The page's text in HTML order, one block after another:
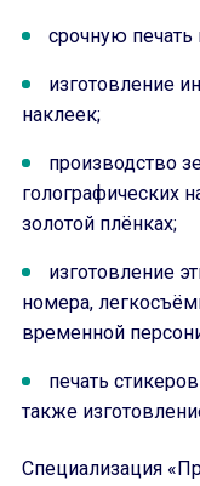
срочную печать
изготовление
наклеек;
производство
голографических
золотой плёнках;
изготовление
номера,
временной
печать
также
Специализация